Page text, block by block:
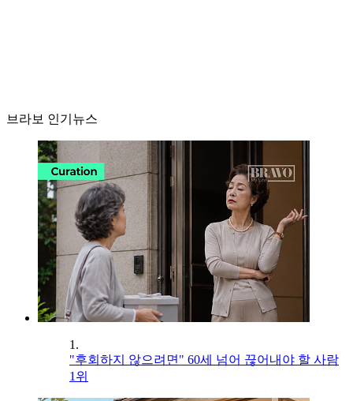
브라보 인기뉴스
1.
"후회하지 않으려면" 60세 넘어 끊어내야 할 사람
1위